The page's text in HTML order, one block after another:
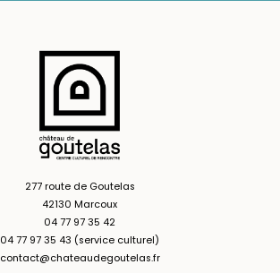
277 route de Goutelas
42130 Marcoux
04 77 97 35 42
04 77 97 35 43 (service culturel)
contact@chateaudegoutelas.fr